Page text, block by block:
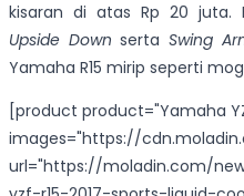
kisaran di atas Rp 20 juta.
Upside Down serta Swing
Yamaha R15 mirip seperti
[product product="Yamaha
images="https://
url="https://moladin.com/